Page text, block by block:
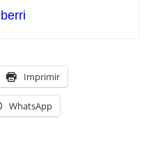
Imprimir
WhatsApp